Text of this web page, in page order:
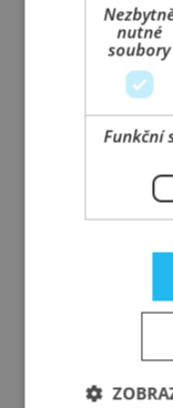
Prefa
Průmyslová
Váš partner
+420 608
prefa-
nutné
soubory
Funkční